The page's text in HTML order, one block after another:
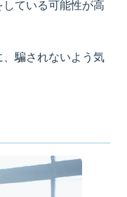
ている可能性が高
騙されないよう気